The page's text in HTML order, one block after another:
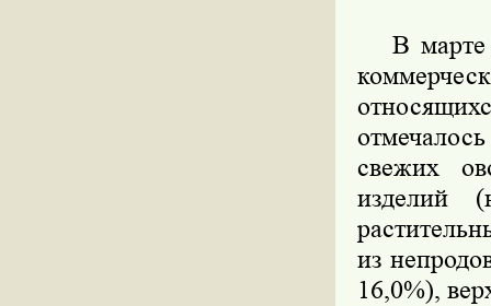
В марте
свежих
изделий
из
16,0%),